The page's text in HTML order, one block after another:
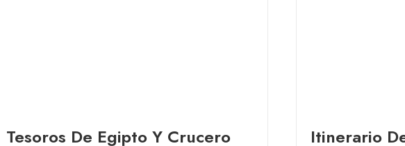
Tesoros De Egipto Y Crucero
Itinerario